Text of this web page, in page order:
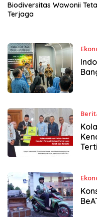
Biodiversitas Wawonii
Terjaga